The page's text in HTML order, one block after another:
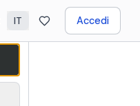
IT Accedi